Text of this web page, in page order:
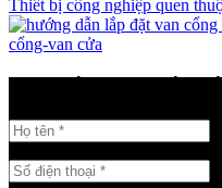
Thiết bị công nghiệp quen
cổng-van cửa